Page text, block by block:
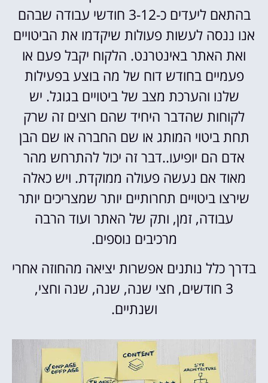
בהתאם ליעדים כ-3-12 חודשי עבודה שבהם
אנו ננסה לעשות פעולות שיקדמו את הביטויים
ואת האתר באינטרנט. הלקוח יקבל פעם או
פעמיים בחודש דוח של מה בוצע בפעילות
שלנו והערכת מצב של ביטויים בגוגל. יש
לקוחות שהדבר היחיד שהם רוצים זה שרק
תחת ביטוי המותג או שם החברה או שם הבן
אדם הם יופיעו..דבר זה יכול להתרחש מהר
מאוד אם נעשה פעולה ממוקדת. ויש כאלה
שירצו ביטויים תחרותיים יותר שמצריכים יותר
עבודה, זמן, ותק של האתר ועוד הרבה
מרכיבים נוספים.
בדרך כלל נותנים אפשרות יציאה מהחוזה אחרי
3 חודשים, חצי שנה, שנה, שנה וחצי,
ושנתיים.